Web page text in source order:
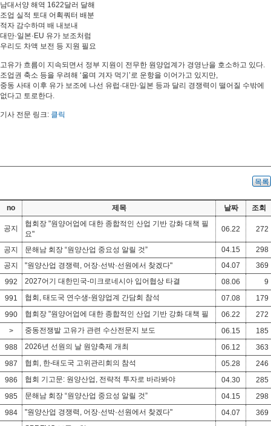
남대서양 해역 1622달러 달해
조업 실적 토대 어획쿼터 배분
적자 감수하며 배 내보내
대만·일본·EU 유가 보조처럼
우리도 차액 보전 등 지원 필요
고유가 흐름이 지속되면서 정부 지원이 전무한 원양업계가 경영난을 호소하고 있다.
조업권 축소 등을 우려해 ‘울며 겨자 먹기’로 운항을 이어가고 있지만,
중동 사태 이후 유가 보조에 나선 유럽·대만·일본 등과 달리 경쟁력이 떨어질 수밖에
없다고 토로한다.
기사 전문 링크: 클릭
목록
no 제목 날짜 조회
공지
협회장 "원양어업에 대한 종합적인 산업 기반 강화 대책 필
요"
06.22 272
공지 문해남 회장 “원양산업 중요성 알릴 것” 04.15
298
공지
"원양산업 경쟁력, 어장·선박·선원에서 찾겠다" 04.07
369
992
2027어기 대한민국-미크로네시아 입어협상 타결 08.06
9
991
협회, 태도국 연수생-원양업계 간담회 참석 07.08
179
990
협회장 "원양어업에 대한 종합적인 산업 기반 강화 대책 필
요"
06.22
272
>
중동전쟁발 고유가 관련 수산전문지 보도 06.15
185
988
2026년 선원의 날 원양축제 개최 06.12
363
987
협회, 한-태도국 고위관리회의 참석 05.28
246
986
협회 기고문: 원양산업, 전략적 투자로 바라봐야 04.30
285
985
문해남 회장 “원양산업 중요성 알릴 것” 04.15
298
984
"원양산업 경쟁력, 어장·선박·선원에서 찾겠다" 04.07
369